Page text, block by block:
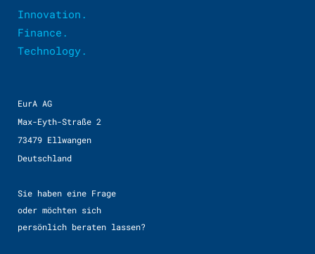
Innovation.
Finance.
Technology.
EurA AG
Max-Eyth-Straße 2
73479 Ellwangen
Deutschland
Sie haben eine Frage
oder möchten sich
persönlich beraten lassen?